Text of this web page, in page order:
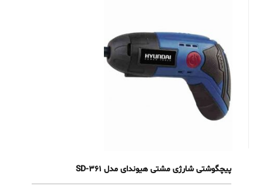
پیچگوشتی شارژی مشتی هیوندای مدل 361-SD